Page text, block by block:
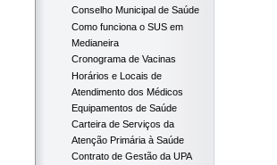
Conselho Municipal de Saúde
Como funciona o SUS em
Medianeira
Cronograma de Vacinas
Horários e Locais de
Atendimento dos Médicos
Equipamentos de Saúde
Carteira de Serviços da
Atenção Primária à Saúde
Contrato de Gestão da UPA